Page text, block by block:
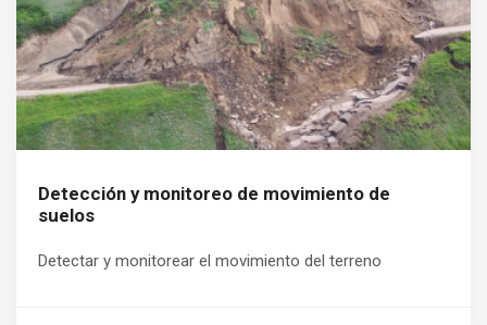
Detección y monitoreo de movimiento de
suelos
Detectar y monitorear el movimiento del terreno